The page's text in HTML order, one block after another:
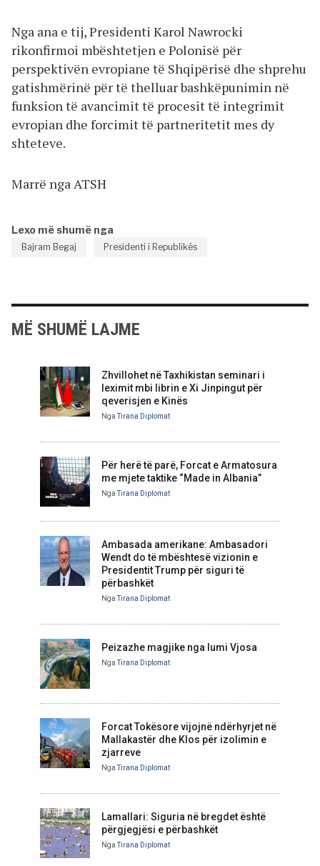
Nga ana e tij, Presidenti Karol Nawrocki
rikonfirmoi mbështetjen e Polonisë për
perspektivën evropiane të Shqipërisë dhe shprehu
gatishmërinë për të thelluar bashkëpunimin në
funksion të avancimit të procesit të integrimit
evropian dhe forcimit të partneritetit mes dy
shteteve.
Marrë nga ATSH
Lexo më shumë nga
Bajram Begaj Presidenti i Republikës
MË SHUMË LAJME
Zhvillohet në Taxhikistan seminari i
leximit mbi librin e Xi Jinpingut për
qeverisjen e Kinës
NgaTirana Diplomat
Për herë të parë, Forcat e Armatosura
me mjete taktike “Made in Albania”
NgaTirana Diplomat
Ambasada amerikane: Ambasadori
Wendt do të mbështesë vizionin e
Presidentit Trump për siguri të
përbashkët
NgaTirana Diplomat
Peizazhe magjike nga lumi Vjosa
NgaTirana Diplomat
Forcat Tokësore vijojnë ndërhyrjet në
Mallakastër dhe Klos për izolimin e
zjarreve
NgaTirana Diplomat
Lamallari: Siguria në bregdet është
përgjegjësi e përbashkët
NgaTirana Diplomat